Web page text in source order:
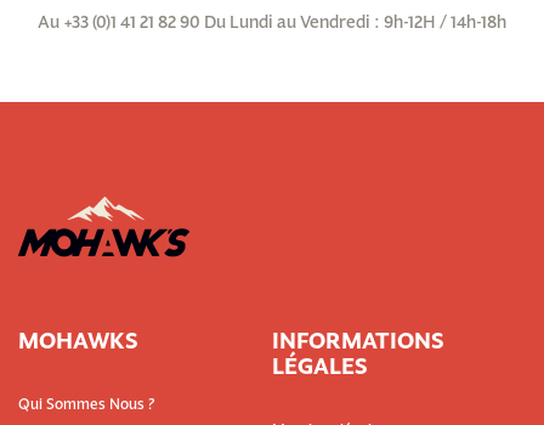
Au +33 (0)1 41 21 82 90 Du Lundi au Vendredi : 9h-12H / 14h-18h
MOHAWKS
Qui Sommes Nous ?
INFORMATIONS
LÉGALES